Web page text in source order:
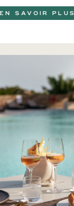
EN SAVOIR PLUS